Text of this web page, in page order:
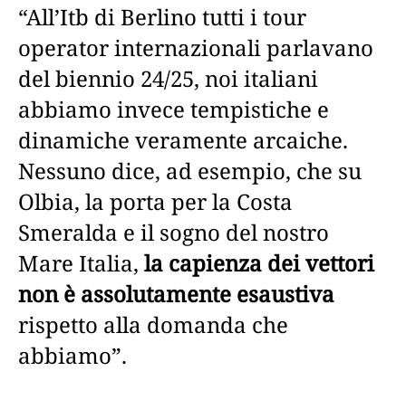
“All’Itb di Berlino tutti i tour
operator internazionali parlavano
del biennio 24/25, noi italiani
abbiamo invece tempistiche e
dinamiche veramente arcaiche.
Nessuno dice, ad esempio, che su
Olbia, la porta per la Costa
Smeralda e il sogno del nostro
Mare Italia, la capienza dei vettori
non è assolutamente esaustiva
rispetto alla domanda che
abbiamo”.